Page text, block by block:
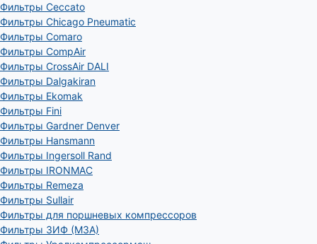
Фильтры Ceccato
Фильтры Chicago Pneumatic
Фильтры Comaro
Фильтры CompAir
Фильтры CrossAir DALI
Фильтры Dalgakiran
Фильтры Ekomak
Фильтры Fini
Фильтры Gardner Denver
Фильтры Hansmann
Фильтры Ingersoll Rand
Фильтры IRONMAC
Фильтры Remeza
Фильтры Sullair
Фильтры для поршневых компрессоров
Фильтры ЗИФ (МЗА)